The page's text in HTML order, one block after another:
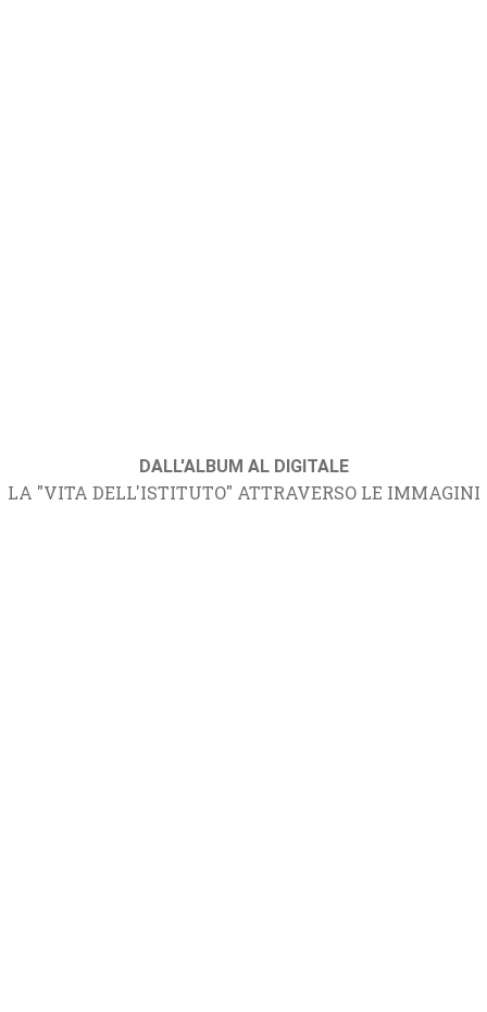
DALL'ALBUM AL DIGITALE
LA "VITA DELL'ISTITUTO" ATTRAVERSO LE IMMAGINI